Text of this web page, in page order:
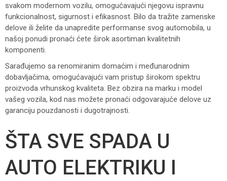
svakom modernom vozilu, omogućavajući njegovu ispravnu
funkcionalnost, sigurnost i efikasnost. Bilo da tražite zamenske
delove ili želite da unapredite performanse svog automobila, u
našoj ponudi pronaći ćete širok asortiman kvalitetnih
komponenti.
Sarađujemo sa renomiranim domaćim i međunarodnim
dobavljačima, omogućavajući vam pristup širokom spektru
proizvoda vrhunskog kvaliteta. Bez obzira na marku i model
vašeg vozila, kod nas možete pronaći odgovarajuće delove uz
garanciju pouzdanosti i dugotrajnosti.
ŠTA SVE SPADA U
AUTO ELEKTRIKU I